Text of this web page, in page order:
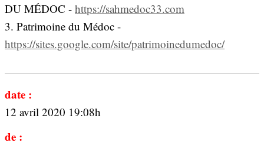
DU MÉDOC - https://sahmedoc33.com
3. Patrimoine du Médoc -
https://sites.google.com/site/patrimoinedumedoc/
date :
12 avril 2020 19:08h
de :